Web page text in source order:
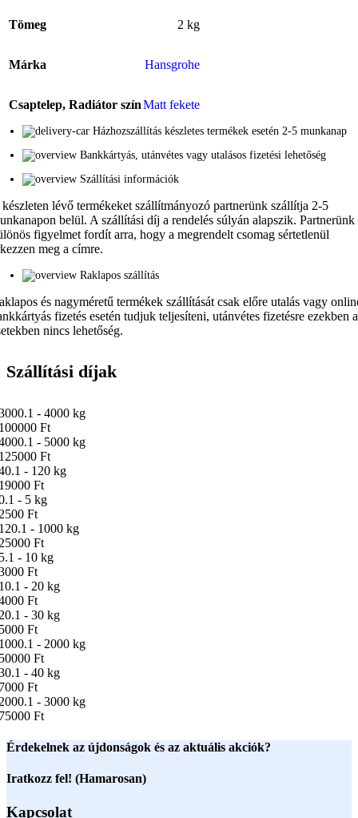
Tömeg 2 kg
Márka Hansgrohe
Csaptelep, Radiátor színMatt fekete
Házhozszállítás készletes termékek esetén 2-5 munkanap
Bankkártyás, utánvétes vagy utalásos fizetési lehetőség
Szállítási információk
lévő termékeket szállítmányozó partnerünk szállítja 2-5
belül. A szállítási díj a rendelés súlyán alapszik. Partnerünk
figyelmet fordít arra, hogy a megrendelt csomag sértetlenül
meg a címre.
Raklapos szállítás
és nagyméretű termékek szállítását csak előre utalás vagy
fizetés esetén tudjuk teljesíteni, utánvétes fizetésre ezekben
nincs lehetőség.
Szállítási díjak
- 4000 kg
Ft
- 5000 kg
Ft
- 120 kg
Ft
- 5 kg
Ft
- 1000 kg
Ft
- 10 kg
Ft
- 20 kg
Ft
- 30 kg
Ft
- 2000 kg
Ft
- 40 kg
Ft
- 3000 kg
Ft
Érdekelnek az újdonságok és az aktuális akciók?
Iratkozz fel! (Hamarosan)
Kapcsolat